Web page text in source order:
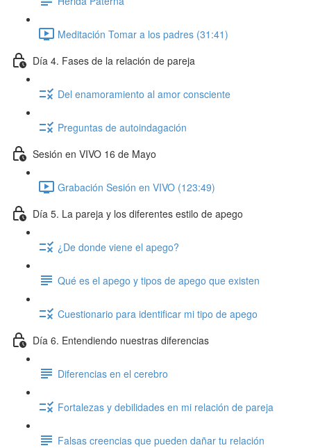
Meditación Tomar a los padres (31:41)
Día 4. Fases de la relación de pareja
Del enamoramiento al amor consciente
Preguntas de autoindagación
Sesión en VIVO 16 de Mayo
Grabación Sesión en VIVO (123:49)
Día 5. La pareja y los diferentes estilo de apego
¿De donde viene el apego?
Qué es el apego y tipos de apego que existen
Cuestionario para identificar mi tipo de apego
Día 6. Entendiendo nuestras diferencias
Diferencias en el cerebro
Fortalezas y debilidades en mi relación de pareja
Falsas creencias que pueden dañar tu relación